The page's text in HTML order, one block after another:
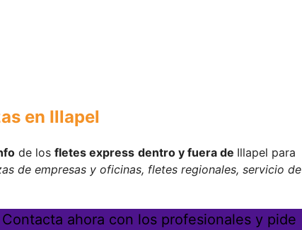
en Illapel
de los fletes express dentro y fuera de Illapel para
de empresas y oficinas, fletes regionales, servicio de
ahora con los profesionales y pide